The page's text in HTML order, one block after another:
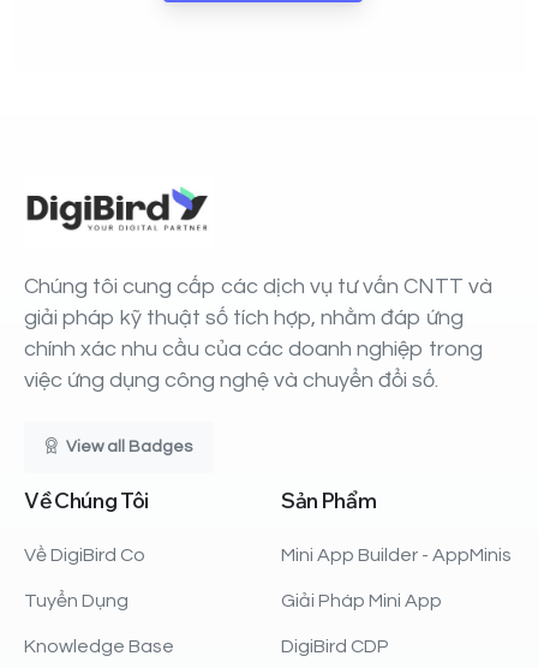
Chúng tôi cung cấp các dịch vụ tư vấn CNTT và
giải pháp kỹ thuật số tích hợp, nhằm đáp ứng
chính xác nhu cầu của các doanh nghiệp trong
việc ứng dụng công nghệ và chuyển đổi số.
View all Badges
VềChúngTôi
Về DigiBird Co
Tuyển Dụng
Knowledge Base
Sản Phẩm
Mini App Builder - AppMinis
Giải Pháp Mini App
DigiBird CDP